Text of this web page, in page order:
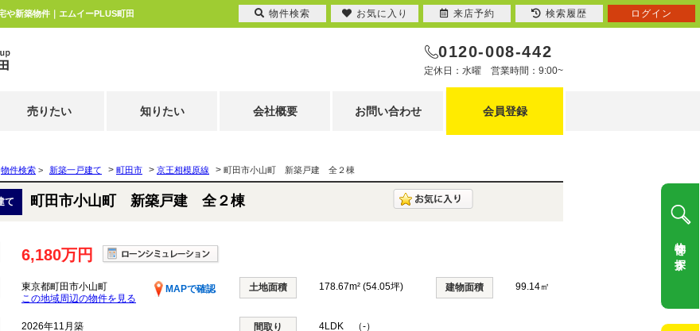
新築物件｜エムイーPLUS町田
0120-008-442
定休日：水曜 営業時間：9:00~
売りたい 知りたい 会社概要 お問い合わせ 会員登録
物件検索 > 新築一戸建て > 町田市 > 京王相模原線 > 町田市小山町 新築戸建 全２棟
て 町田市小山町 新築戸建 全２棟
6,180万円
東京都町田市小山町
MAPで確認
この地域周辺の物件を見る
土地面積 178.67m² (54.05坪) 建物面積 99.14㎡
2026年11月築 間取り 4LDK （-）
物件検索 お気に入り 来店予約 検索履歴 ログイン
物件を探す